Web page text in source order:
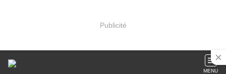
Publicité
MENU